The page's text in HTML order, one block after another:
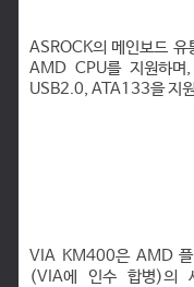
ASROCK의 메인보드
AMD CPU를 지원하
USB2.0, ATA133을 지
VIA KM400은 AMD
(VIA에 인수 합병)의